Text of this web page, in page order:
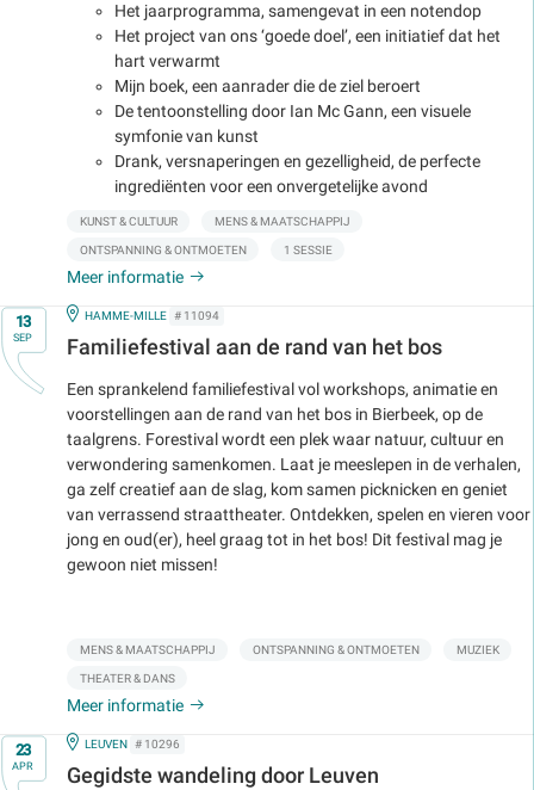
Het jaarprogramma, samengevat in een notendop
Het project van ons ‘goede doel’, een initiatief dat het
hart verwarmt
Mijn boek, een aanrader die de ziel beroert
De tentoonstelling door Ian Mc Gann, een visuele
symfonie van kunst
Drank, versnaperingen en gezelligheid, de perfecte
ingrediënten voor een onvergetelijke avond
KUNST & CULTUUR MENS & MAATSCHAPPIJ
ONTSPANNING & ONTMOETEN 1 SESSIE
Meer informatie
Op13
SEP
IN
HAMME-MILLE # 11094
Familiefestival aan de rand van het bos
Een sprankelend familiefestival vol workshops, animatie en
voorstellingen aan de rand van het bos in Bierbeek, op de
taalgrens. Forestival wordt een plek waar natuur, cultuur en
verwondering samenkomen. Laat je meeslepen in de verhalen,
ga zelf creatief aan de slag, kom samen picknicken en geniet
van verrassend straattheater. Ontdekken, spelen en vieren voor
jong en oud(er), heel graag tot in het bos! Dit festival mag je
gewoon niet missen!
MENS & MAATSCHAPPIJ ONTSPANNING & ONTMOETEN MUZIEK
THEATER & DANS
Meer informatie
Op23
APR
IN
LEUVEN # 10296
Gegidste wandeling door Leuven